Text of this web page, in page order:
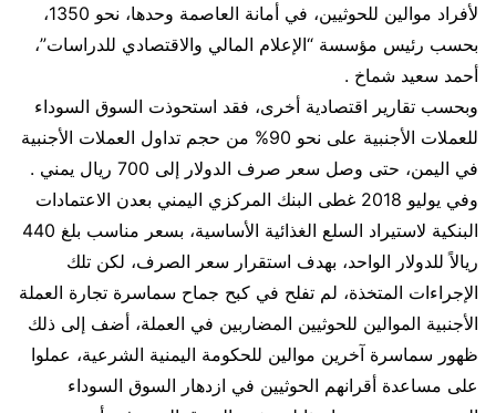
لأفراد موالين للحوثيين، في أمانة العاصمة وحدها، نحو 1350،
بحسب رئيس مؤسسة “الإعلام المالي والاقتصادي للدراسات”،
أحمد سعيد شماخ .
وبحسب تقارير اقتصادية أخرى، فقد استحوذت السوق السوداء
للعملات الأجنبية على نحو 90% من حجم تداول العملات الأجنبية
في اليمن، حتى وصل سعر صرف الدولار إلى 700 ريال يمني .
وفي يوليو 2018 غطى البنك المركزي اليمني بعدن الاعتمادات
البنكية لاستيراد السلع الغذائية الأساسية، بسعر مناسب بلغ 440
ريالاً للدولار الواحد، بهدف استقرار سعر الصرف، لكن تلك
الإجراءات المتخذة، لم تفلح في كبح جماح سماسرة تجارة العملة
الأجنبية الموالين للحوثيين المضاربين في العملة، أضف إلى ذلك
ظهور سماسرة آخرين موالين للحكومة اليمنية الشرعية، عملوا
على مساعدة أقرانهم الحوثيين في ازدهار السوق السوداء